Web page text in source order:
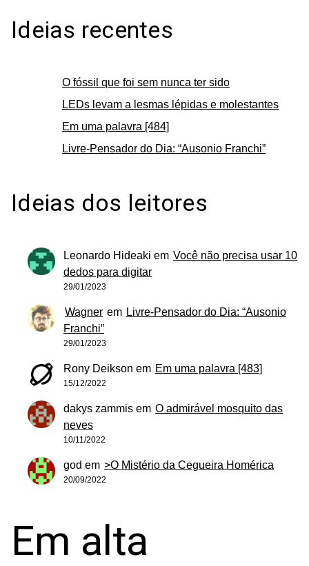
Ideias recentes
O fóssil que foi sem nunca ter sido
LEDs levam a lesmas lépidas e molestantes
Em uma palavra [484]
Livre-Pensador do Dia: “Ausonio Franchi”
Ideias dos leitores
Leonardo Hideaki em Você não precisa usar 10
dedos para digitar
29/01/2023
Wagner em Livre-Pensador do Dia: “Ausonio
Franchi”
29/01/2023
Rony Deikson em Em uma palavra [483]
15/12/2022
dakys zammis em O admirável mosquito das
neves
10/11/2022
god em >O Mistério da Cegueira Homérica
20/09/2022
Em alta